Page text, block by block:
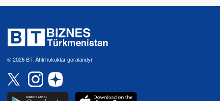
© 2026 BT. Ähli hukuklar goralandyr.